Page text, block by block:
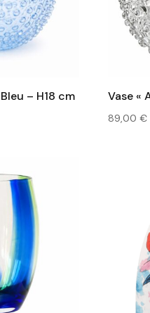
– H18 cm Vase «
89,00€